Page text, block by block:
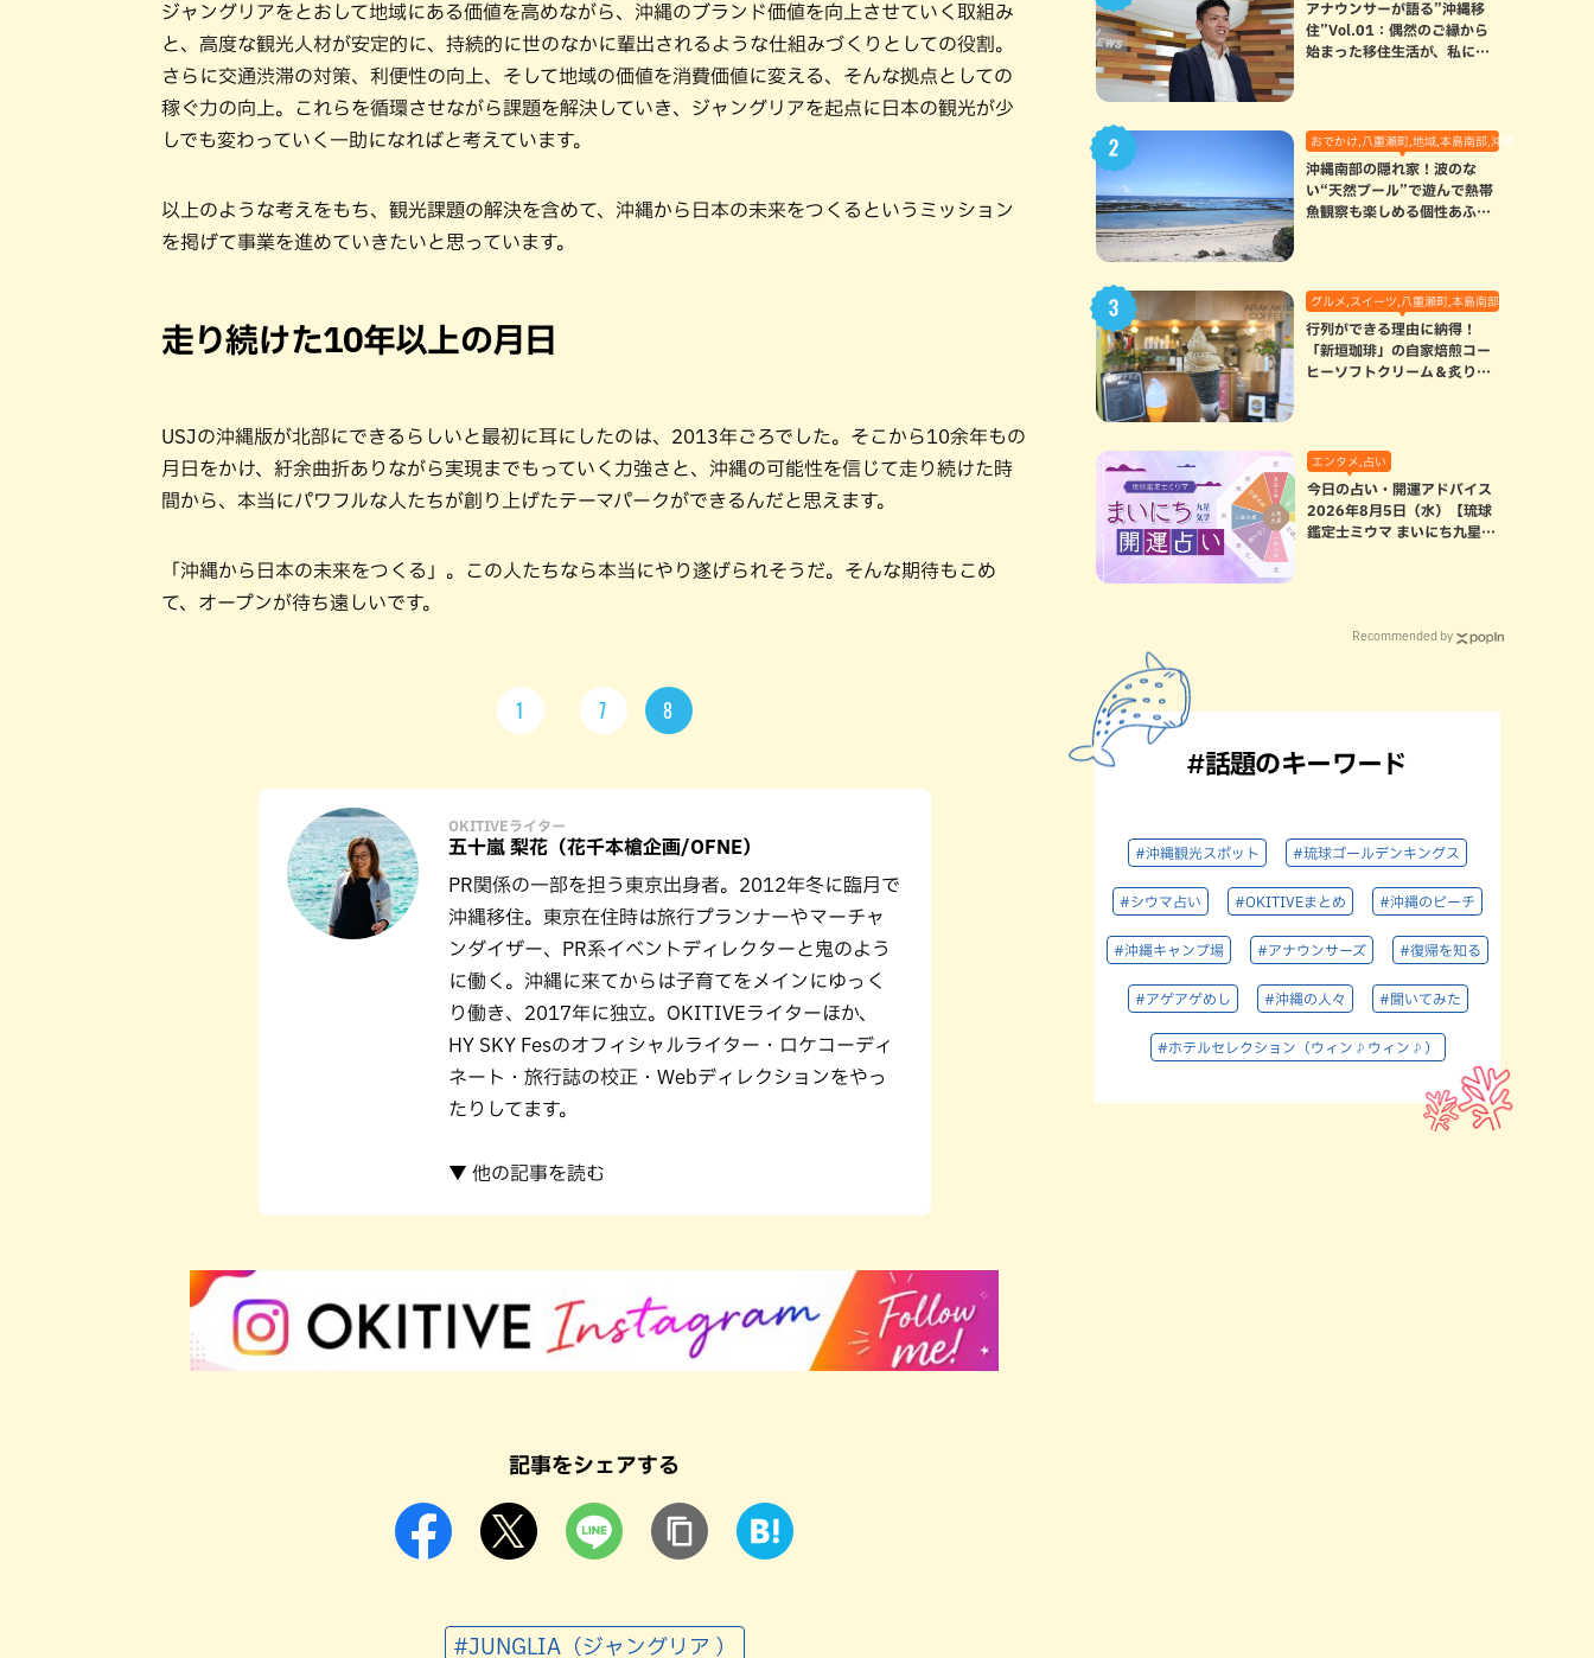
ジャングリアをとおして地域にある価値を高めながら、沖縄のブランド価値を向上させていく取組み
と、高度な観光人材が安定的に、持続的に世のなかに輩出されるような仕組みづくりとしての役割。
さらに交通渋滞の対策、利便性の向上、そして地域の価値を消費価値に変える、そんな拠点としての
稼ぐ力の向上。これらを循環させながら課題を解決していき、ジャングリアを起点に日本の観光が少
しでも変わっていく一助になればと考えています。
以上のような考えをもち、観光課題の解決を含めて、沖縄から日本の未来をつくるというミッション
を掲げて事業を進めていきたいと思っています。
走り続けた10年以上の月日
USJの沖縄版が北部にできるらしいと最初に耳にしたのは、2013年ごろでした。そこから10余年もの
月日をかけ、紆余曲折ありながら実現までもっていく力強さと、沖縄の可能性を信じて走り続けた時
間から、本当にパワフルな人たちが創り上げたテーマパークができるんだと思えます。
「沖縄から日本の未来をつくる」。この人たちなら本当にやり遂げられそうだ。そんな期待もこめ
て、オープンが待ち遠しいです。
1 7 8
OKITIVEライター
五十嵐 梨花（花千本槍企画/OFNE）
PR関係の一部を担う東京出身者。2012年冬に臨月で
沖縄移住。東京在住時は旅行プランナーやマーチャ
ンダイザー、PR系イベントディレクターと鬼のよう
に働く。沖縄に来てからは子育てをメインにゆっく
り働き、2017年に独立。OKITIVEライターほか、
HY SKY Fesのオフィシャルライター・ロケコーディ
ネート・旅行誌の校正・Webディレクションをやっ
たりしてます。
▼ 他の記事を読む
記事をシェアする
#JUNGLIA（ジャングリア ）
アナウンサーが語る”沖縄移
住”Vol.01：偶然のご縁から
始まった移住生活が、私にと
おでかけ,八重瀬町,地域,本島南部,沖縄の海,自然
沖縄南部の隠れ家！波のな
い“天然プール”で遊んで熱帯
魚観察も楽しめる個性あふれ
グルメ,スイーツ,八重瀬町,本島南部
行列ができる理由に納得！
「新垣珈琲」の自家焙煎コー
ヒーソフトクリーム＆炙りマ
エンタメ,占い
今日の占い・開運アドバイス
2026年8月5日（水）【琉球
鑑定士ミウマ まいにち九星気
Recommended by
#話題のキーワード
#沖縄観光スポット #琉球ゴールデンキングス
#シウマ占い #OKITIVEまとめ #沖縄のビーチ
#沖縄キャンプ場 #アナウンサーズ #復帰を知る
#アゲアゲめし #沖縄の人々 #聞いてみた
#ホテルセレクション（ウィン♪ウィン♪）